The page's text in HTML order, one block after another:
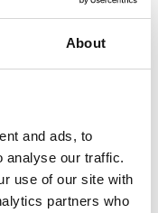
About
and ads, to
analyse our traffic.
use of our site with
partners who